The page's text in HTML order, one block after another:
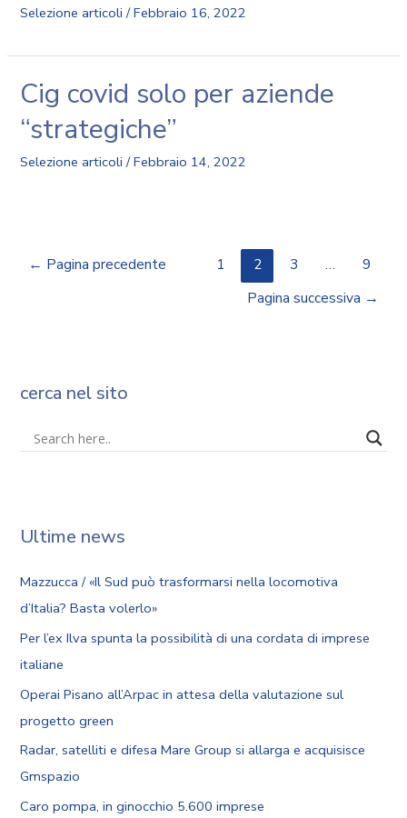
Selezione articoli /Febbraio 16, 2022
Cig covid solo per aziende
“strategiche”
Selezione articoli /Febbraio 14, 2022
← Pagina precedente 1 2 3 …
9
Pagina successiva →
cerca nel sito
Ultime news
Mazzucca / «Il Sud può trasformarsi nella locomotiva
d’Italia? Basta volerlo»
Per l’ex Ilva spunta la possibilità di una cordata di imprese
italiane
Operai Pisano all’Arpac in attesa della valutazione sul
progetto green
Radar, satelliti e difesa Mare Group si allarga e acquisisce
Gmspazio
Caro pompa, in ginocchio 5.600 imprese